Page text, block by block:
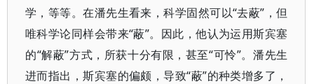
学，等等。在潘先生看来，科学固然可以“去蔽”，但
唯科学论同样会带来“蔽”。因此，他认为运用斯宾塞
的“解蔽”方式，所获十分有限，甚至“可怜”。潘先生
进而指出，斯宾塞的偏颇，导致“蔽”的种类增多了，